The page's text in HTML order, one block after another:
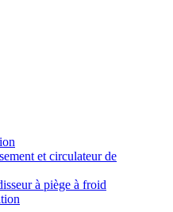
et circulateur de
à piège à froid